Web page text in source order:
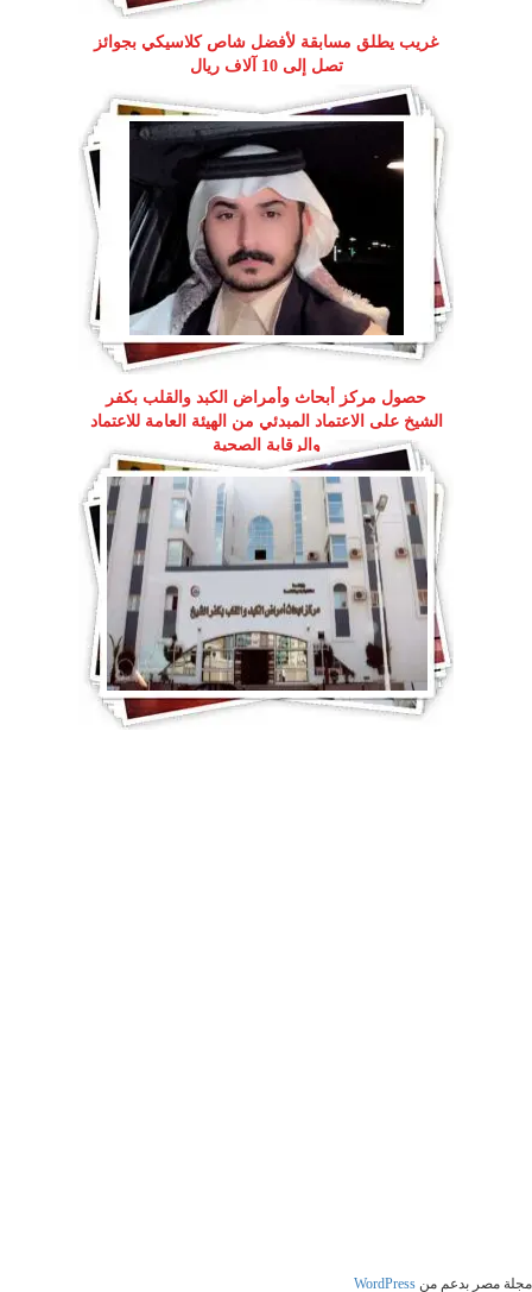
غريب يطلق مسابقة لأفضل شاص كلاسيكي بجوائز
تصل إلى 10 آلاف ريال
حصول مركز أبحاث وأمراض الكبد والقلب بكفر
الشيخ على الاعتماد المبدئي من الهيئة العامة للاعتماد
والرقابة الصحية
مجلة مصر بدعم من WordPress